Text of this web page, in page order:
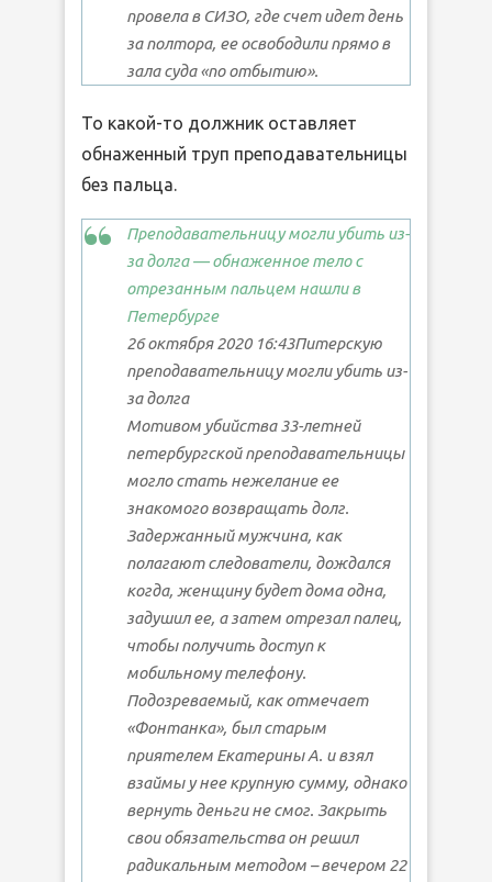
провела в СИЗО, где счет идет день
за полтора, ее освободили прямо в
зала суда «по отбытию».
То какой-то должник оставляет
обнаженный труп преподавательницы
без пальца.
Преподавательницу могли убить из-
за долга — обнаженное тело с
отрезанным пальцем нашли в
Петербурге
26 октября 2020 16:43Питерскую
преподавательницу могли убить из-
за долга
Мотивом убийства 33-летней
петербургской преподавательницы
могло стать нежелание ее
знакомого возвращать долг.
Задержанный мужчина, как
полагают следователи, дождался
когда, женщину будет дома одна,
задушил ее, а затем отрезал палец,
чтобы получить доступ к
мобильному телефону.
Подозреваемый, как отмечает
«Фонтанка», был старым
приятелем Екатерины А. и взял
взаймы у нее крупную сумму, однако
вернуть деньги не смог. Закрыть
свои обязательства он решил
радикальным методом – вечером 22